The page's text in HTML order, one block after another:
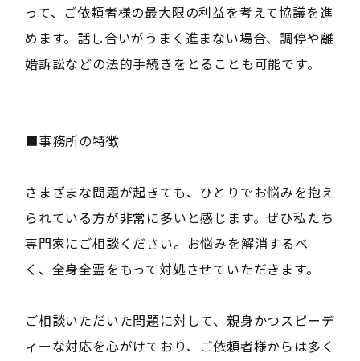
って、ご依頼者様の最大限の利益を考えて協議を進
めます。話し合いがうまく進まない場合、調停や離
婚訴訟などの法的手続きをとることも可能です。
■事務所の特徴
さまざまな問題が起きても、ひとりでお悩みを抱え
られている方が非常に多いと感じます。ぜひ私たち
専門家にご相談ください。お悩みを解消するべ
く、全身全霊をもって対処させていただきます。
ご相談いただいた問題に対して、親身かつスピーデ
ィーな対応を心がけており、ご依頼者様からは多く